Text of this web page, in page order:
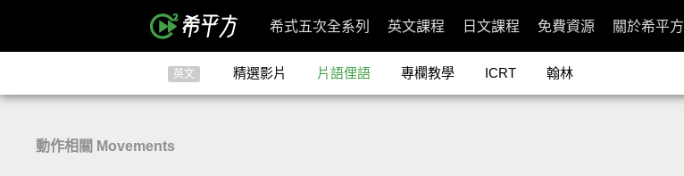
希式五次全系列 英文課程 日文課程 免費資源 關於希平方
英文 精選影片 片語俚語 專欄教學 ICRT 翰林
動作相關 Movements